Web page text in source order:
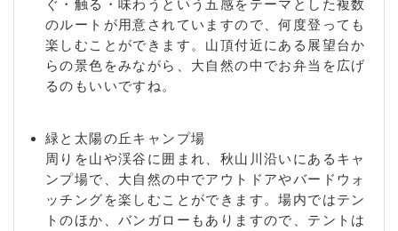
ぐ・触る・味わうという五感をテーマとした複数
のルートが用意されていますので、何度登っても
楽しむことができます。山頂付近にある展望台か
らの景色をみながら、大自然の中でお弁当を広げ
るのもいいですね。
緑と太陽の丘キャンプ場
周りを山や渓谷に囲まれ、秋山川沿いにあるキャ
ンプ場で、大自然の中でアウトドアやバードウォ
ッチングを楽しむことができます。場内ではテン
トのほか、バンガローもありますので、テントは